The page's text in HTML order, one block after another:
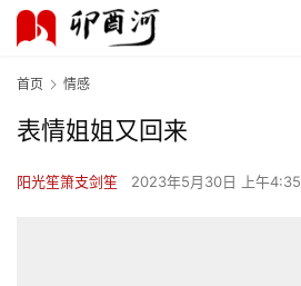
首页 情感
表情姐姐又回来
阳光笙箫支剑笙 2023年5月30日 上午4:35